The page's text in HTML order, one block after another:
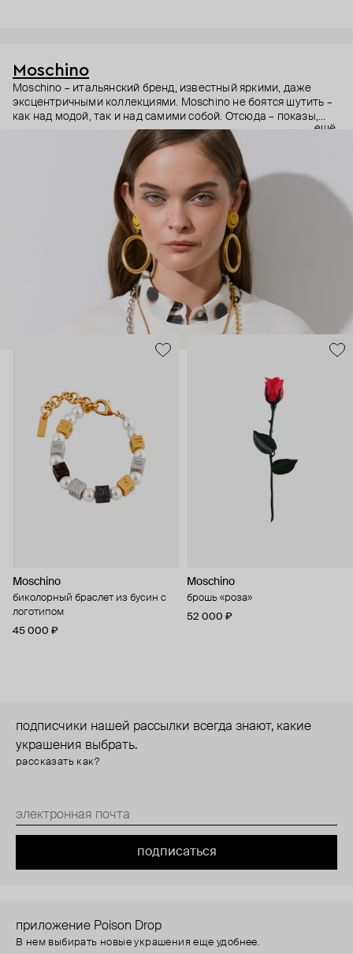
Moschino
Moschino – итальянский бренд, известный яркими, даже
эксцентричными коллекциями. Moschino не боятся шутить –
как над модой, так и над самими собой. Отсюда – показы,
мгновенно становящиеся главными событиями, вирусные
выходы селебрити (помните Кэти Перри в платье-люстре на
бале Института костюма Met Gala в 2019 году?) и
коллаборации с самыми неожиданными кандидатами, от
«Улицы Сезам» до The Sims. Украшения бренда –
гипертрофированно праздничные, практически
нарисованные: с кристаллами размером с ладонь и будто бы
расплавленными сердцами.
ещё
Moschino
биколорный браслет из бусин с
логотипом
45 000 ₽
Moschino
брошь «роза»
52 000 ₽
подписчики нашей рассылки всегда знают, какие
украшения выбрать.
рассказать как?
подписаться
приложение Poison Drop
В нем выбирать новые украшения еще удобнее.